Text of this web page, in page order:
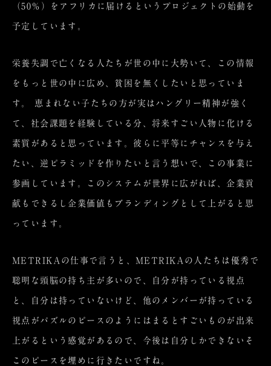
（50％）をアフリカに届けるというプロジェクトの始動を
予定しています。
栄養失調で亡くなる人たちが世の中に大勢いて、この情報
をもっと世の中に広め、貧困を無くしたいと思っていま
す。 恵まれない子たちの方が実はハングリー精神が強く
て、社会課題を経験している分、将来すごい人物に化ける
素質があると思っています。彼らに平等にチャンスを与え
たい、逆ピラミッドを作りたいと言う想いで、この事業に
参画しています。このシステムが世界に広がれば、企業貢
献もできるし企業価値もブランディングとして上がると思
っています。
METRIKAの仕事で言うと、METRIKAの人たちは優秀で
聡明な頭脳の持ち主が多いので、自分が持っている視点
と、自分は持っていないけど、他のメンバーが持っている
視点がパズルのピースのようにはまるとすごいものが出来
上がるという感覚があるので、今後は自分しかできないそ
このピースを埋めに行きたいですね。